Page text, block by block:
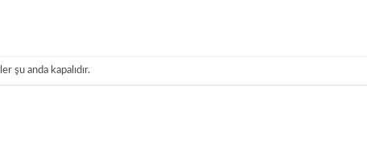
şu anda kapalıdır.